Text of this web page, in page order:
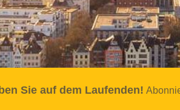
Sie auf dem Laufenden!